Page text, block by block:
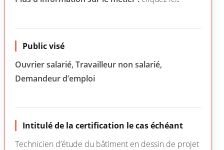
Public visé
Ouvrier salarié, Travailleur non salarié,
Demandeur d’emploi
Intitulé de la certification le cas échéant
Technicien d’étude du bâtiment en dessin de projet